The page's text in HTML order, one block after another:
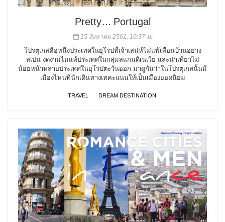
Pretty… Portugal
15 สิงหาคม 2561, 10:37 น.
โปรตุเกสคือหนึ่งประเทศในยุโรปที่เจ้าเสน่ห์ไม่แพ้เพื่อนบ้านอย่าง
สเปน งดงามไม่แพ้ประเทศในกลุ่มสแกนดิเนเวีย และน่าเที่ยวไม่
น้อยหน้าหลายประเทศในยุโรปตะวันออก มาดูกันว่าในโปรตุเกสนั้นมี
เมืองไหนที่นักเดินทางเทคะแนนให้เป็นเมืองยอดนิยม
TRAVEL DREAM DESTINATION